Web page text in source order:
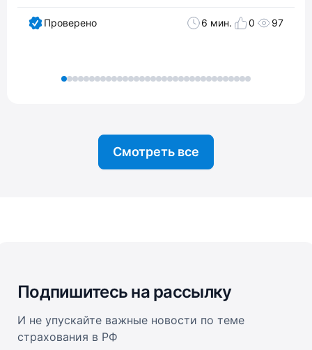
Проверено 6 мин. 0 97
Смотреть все
Подпишитесь на рассылку
И не упускайте важные новости по теме
страхования в РФ